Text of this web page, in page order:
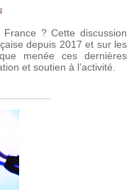
? Cette discussion
depuis 2017 et sur les
menée ces dernières
et soutien à l’activité.